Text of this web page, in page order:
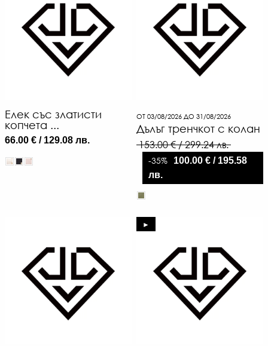
Елек със златисти
копчета ...
66.00 € / 129.08 лв.
ОТ 03/08/2026 ДО 31/08/2026
Дълъг тренчкот с колан
153.00 € / 299.24 лв.
-35%
100.00 € / 195.58
лв.
►